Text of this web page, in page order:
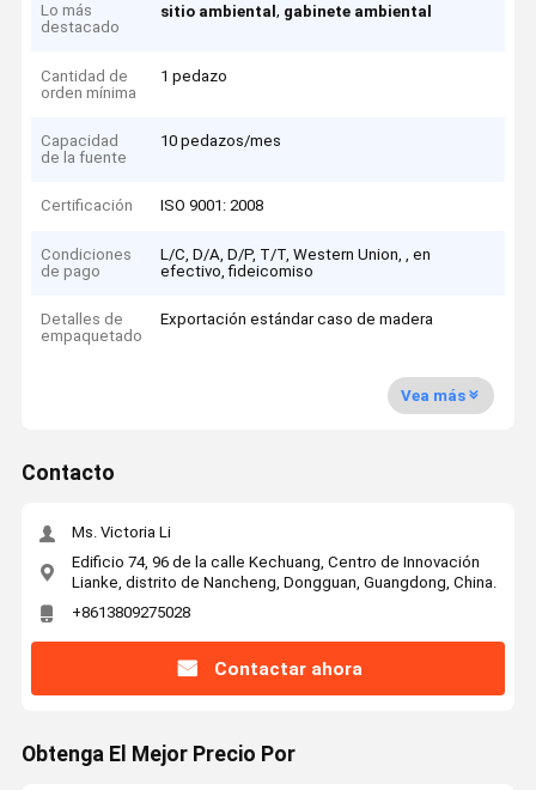
Lo más
destacado
sitio ambiental, gabinete ambiental
Cantidad de
orden mínima
1 pedazo
Capacidad
de la fuente
10 pedazos/mes
Certificación ISO 9001: 2008
Condiciones
de pago
L/C, D/A, D/P, T/T, Western Union, , en
efectivo, fideicomiso
Detalles de
empaquetado
Exportación estándar caso de madera
Vea más
Contacto
Ms. Victoria Li
Edificio 74, 96 de la calle Kechuang, Centro de Innovación
Lianke, distrito de Nancheng, Dongguan, Guangdong, China.
+8613809275028
Contactar ahora
Obtenga El Mejor Precio Por